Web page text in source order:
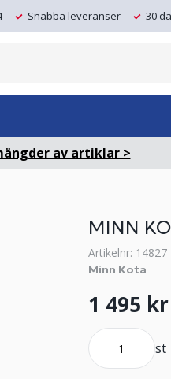
Snabba leveranser 30
av artiklar >
MINN
Artikelnr: 14827
Minn Kota
1 495 kr
st